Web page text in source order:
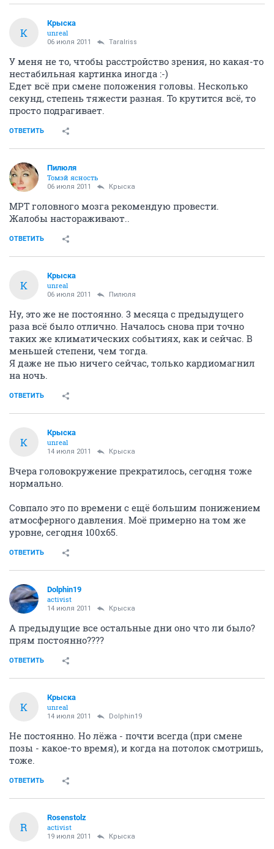
К
Крыска
unreal
06 июля 2011 TaraIriss
У меня не то, чтобы расстройство зрения, но какая-то
нестабильная картинка иногда :-)
Едет всё при смене положения головы. Несколько
секунд, степень тяжести разная. То крутится всё, то
просто подрагивает.
ОТВЕТИТЬ
Пилюля
Томэй ясность
06 июля 2011 Крыска
МРТ головного мозга рекомендую провести.
Жалобы настораживают..
ОТВЕТИТЬ
К
Крыска
unreal
06 июля 2011 Пилюля
Ну, это же не постоянно. 3 месяца с предыдущего
раза всё было отлично. Началось снова при точно
таких же климатических событиях, как и сейчас. В
меньшей степени, чем тогда.
Я даже не пью ничего сейчас, только кардиомагнил
на ночь.
ОТВЕТИТЬ
К
Крыска
unreal
14 июля 2011 Крыска
Вчера головокружение прекратилось, сегодня тоже
нормально.
Совпало это по времени с ещё большим понижением
атмосферного давления. Моё примерно на том же
уровне, сегодня 100х65.
ОТВЕТИТЬ
Dolphin19
activist
14 июля 2011 Крыска
А предыдущие все остальные дни оно что ли было?
прям постоянно????
ОТВЕТИТЬ
К
Крыска
unreal
14 июля 2011 Dolphin19
Не постоянно. Но лёжа - почти всегда (при смене
позы - какое-то время), и когда на потолок смотришь,
тоже.
ОТВЕТИТЬ
R
Rosenstolz
activist
19 июля 2011 Крыска